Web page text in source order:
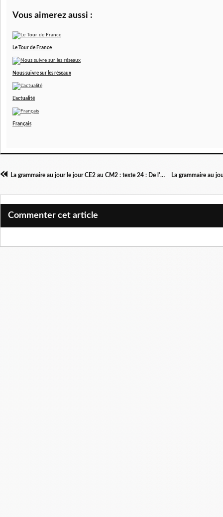
Vous aimerez aussi :
Le Tour de France
Nous suivre sur les réseaux
L'actualité
Français
La grammaire au jour le jour CE2 au CM2 : texte 24 : De l'événement au journal en kiosque
Commenter cet article